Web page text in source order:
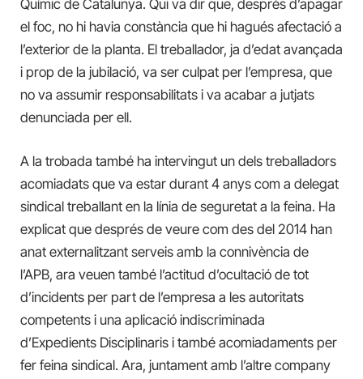
Químic de Catalunya. Qui va dir que, després d’apagar
el foc, no hi havia constància que hi hagués afectació a
l’exterior de la planta. El treballador, ja d’edat avançada
i prop de la jubilació, va ser culpat per l’empresa, que
no va assumir responsabilitats i va acabar a jutjats
denunciada per ell.
A la trobada també ha intervingut un dels treballadors
acomiadats que va estar durant 4 anys com a delegat
sindical treballant en la línia de seguretat a la feina. Ha
explicat que després de veure com des del 2014 han
anat externalitzant serveis amb la connivència de
l’APB, ara veuen també l’actitud d’ocultació de tot
d’incidents per part de l’empresa a les autoritats
competents i una aplicació indiscriminada
d’Expedients Disciplinaris i també acomiadaments per
fer feina sindical. Ara, juntament amb l’altre company